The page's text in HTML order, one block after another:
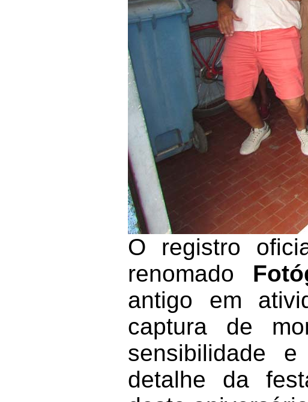
O registro
renomado
antigo em
captura de
sensibilidade
detalhe da